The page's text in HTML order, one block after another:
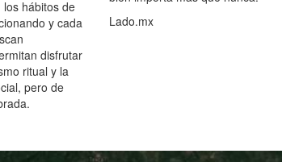
hábitos de
y cada
disfrutar
ritual y la
pero de
Lado.mx